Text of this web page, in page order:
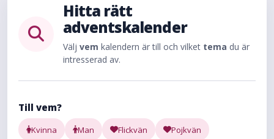
Hitta rätt
adventskalender
Välj vem kalendern är till och vilket tema du är
intresserad av.
Till vem?
Kvinna Man Flickvän Pojkvän